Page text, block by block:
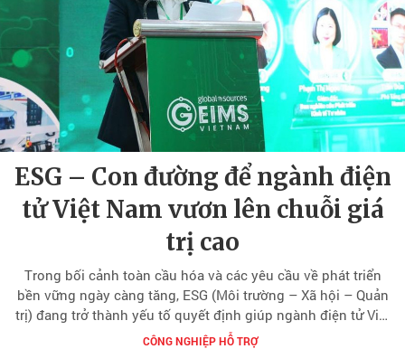
ESG – Con đường để ngành điện
tử Việt Nam vươn lên chuỗi giá
trị cao
Trong bối cảnh toàn cầu hóa và các yêu cầu về phát triển
bền vững ngày càng tăng, ESG (Môi trường – Xã hội – Quản
trị) đang trở thành yếu tố quyết định giúp ngành điện tử Việt
Nam nâng tầm vị thế trong chuỗi giá trị toàn cầu.
CÔNG NGHIỆP HỖ TRỢ